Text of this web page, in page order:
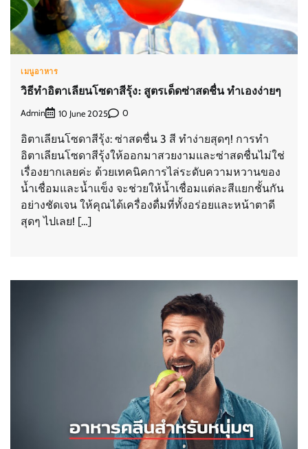
เมนูอาหาร
วิธีทำอิตาเลียนโซดาสีรุ้ง: สูตรเด็ดซ่าสดชื่น ทำเองง่ายๆ
Admin 10 June 2025 0
อิตาเลียนโซดาสีรุ้ง: ซ่าสดชื่น 3 สี ทำง่ายสุดๆ! การทำ
อิตาเลียนโซดาสีรุ้งให้ออกมาสวยงามและซ่าสดชื่นไม่ใช่
เรื่องยากเลยค่ะ ด้วยเทคนิคการไล่ระดับความหวานของ
น้ำเชื่อมและน้ำแข็ง จะช่วยให้น้ำเชื่อมแต่ละสีแยกชั้นกัน
อย่างชัดเจน ให้คุณได้เครื่องดื่มที่ทั้งอร่อยและหน้าตาดี
สุดๆ ไปเลย! […]